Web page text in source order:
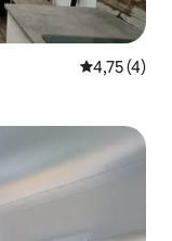
4,75 de
4,75 (4)